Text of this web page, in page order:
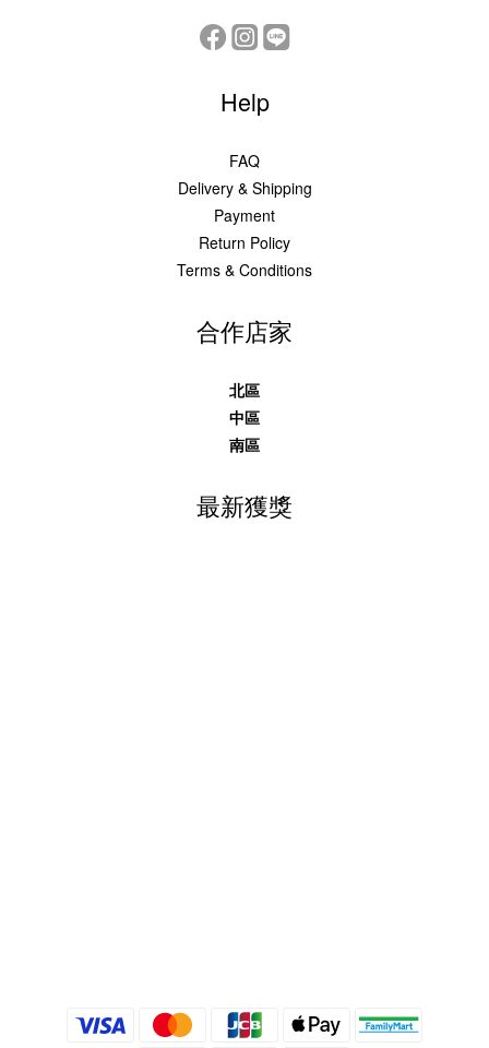
Help
FAQ
Delivery & Shipping
Payment
Return Policy
Terms & Conditions
合作店家
北區
中區
南區
最新獲獎